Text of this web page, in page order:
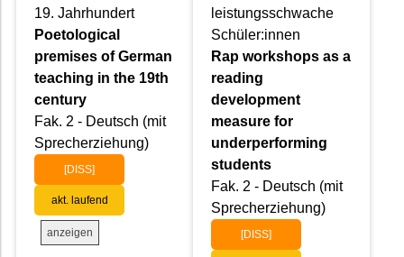
19. Jahrhundert
Poetological
premises of German
teaching in the 19th
century
Fak. 2 - Deutsch (mit
Sprecherziehung)
[DISS]
akt. laufend
anzeigen
leistungsschwache
Schüler:innen
Rap workshops as a
reading
development
measure for
underperforming
students
Fak. 2 - Deutsch (mit
Sprecherziehung)
[DISS]